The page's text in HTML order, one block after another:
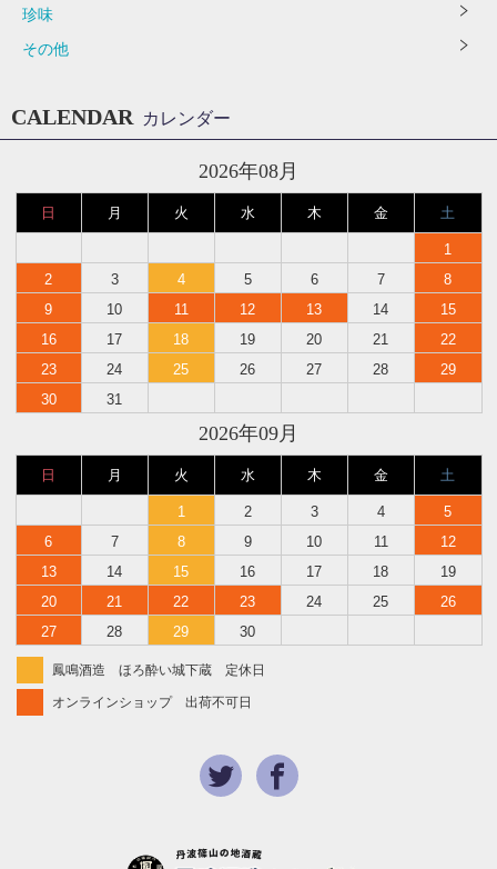
珍味
その他
CALENDAR カレンダー
2026年08月
日 月 火 水 木 金 土
1
2
3 4 5 6 7
8
9
10 11 12 13 14
15
16
17 18 19 20 21
22
23
24 25 26 27 28
29
30
31
2026年09月
日 月 火 水 木 金 土
1 2 3 4
5
6
7 8 9 10 11
12
13
14 15 16 17 18
19
20
21 22 23 24 25
26
27
28 29 30
鳳鳴酒造 ほろ酔い城下蔵 定休日
オンラインショップ 出荷不可日